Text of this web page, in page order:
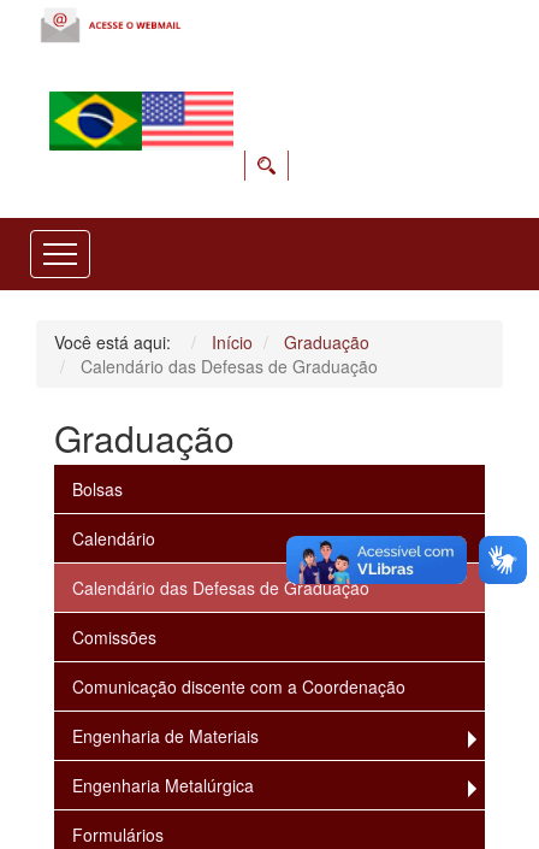
Você está aqui: Início
Graduação
Calendário das Defesas de Graduação
Graduação
Bolsas
Calendário
Calendário das Defesas de Graduação
Comissões
Comunicação discente com a Coordenação
Engenharia de Materiais
Engenharia Metalúrgica
Formulários